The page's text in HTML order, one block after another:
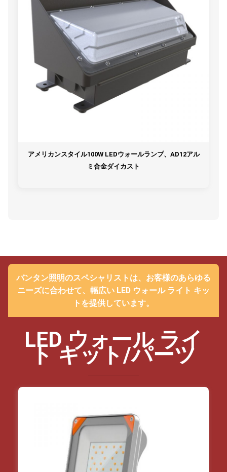
アメリカンスタイル100W LEDウォールランプ、AD12アル
ミ合金ダイカスト
バンタン照明のスペシャリストは、お客様のあらゆる
ニーズに合わせて、幅広い LED ウォール ライト キッ
トを提供しています。
LED ウォール ライ
ト キット/パーツ